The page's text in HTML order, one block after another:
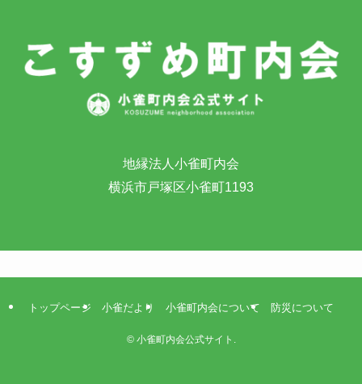
地縁法人小雀町内会
横浜市戸塚区小雀町1193
トップページ 小雀だより 小雀町内会について 防災について
©小雀町内会公式サイト.